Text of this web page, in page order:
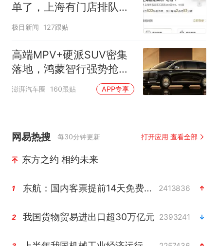
单了，上海有门店排队超
500杯，店员：今天奶茶
时
极目新闻 127跟贴
高端MPV+硬派SUV密集
落地，鸿蒙智行强势抢占
自主高端市场制高点
澎湃汽车圈 160跟贴 APP专享
网易热搜 每30分钟更新 打开应用 查看全部
东方之约 相约未来
1 东航：国内客票提前14天免费退改 2413836
2 我国货物贸易进出口超30万亿元 2393241